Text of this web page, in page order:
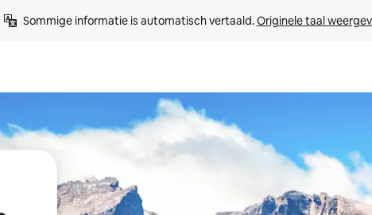
Sommige informatie is automatisch vertaald. Originele taal